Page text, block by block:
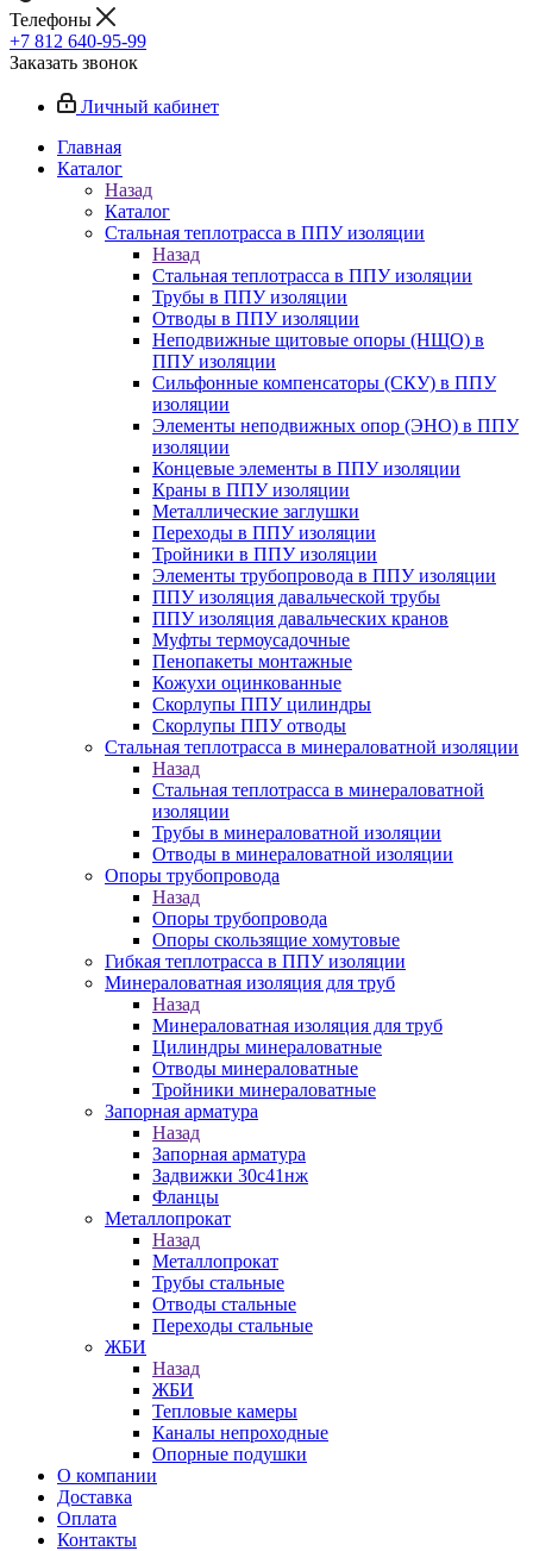
Телефоны
+7 812 640-95-99
Заказать звонок
Личный кабинет
Главная
Каталог
Назад
Каталог
Стальная теплотрасса в ППУ изоляции
Назад
Стальная теплотрасса в ППУ изоляции
Трубы в ППУ изоляции
Отводы в ППУ изоляции
Неподвижные щитовые опоры (НЩО) в
ППУ изоляции
Cильфонные компенсаторы (СКУ) в ППУ
изоляции
Элементы неподвижных опор (ЭНО) в ППУ
изоляции
Концевые элементы в ППУ изоляции
Краны в ППУ изоляции
Металлические заглушки
Переходы в ППУ изоляции
Тройники в ППУ изоляции
Элементы трубопровода в ППУ изоляции
ППУ изоляция давальческой трубы
ППУ изоляция давальческих кранов
Муфты термоусадочные
Пенопакеты монтажные
Кожухи оцинкованные
Скорлупы ППУ цилиндры
Скорлупы ППУ отводы
Стальная теплотрасса в минераловатной изоляции
Назад
Стальная теплотрасса в минераловатной
изоляции
Трубы в минераловатной изоляции
Отводы в минераловатной изоляции
Опоры трубопровода
Назад
Опоры трубопровода
Опоры скользящие хомутовые
Гибкая теплотрасса в ППУ изоляции
Минераловатная изоляция для труб
Назад
Минераловатная изоляция для труб
Цилиндры минераловатные
Отводы минераловатные
Тройники минераловатные
Запорная арматура
Назад
Запорная арматура
Задвижки 30с41нж
Фланцы
Металлопрокат
Назад
Металлопрокат
Трубы стальные
Отводы стальные
Переходы стальные
ЖБИ
Назад
ЖБИ
Тепловые камеры
Каналы непроходные
Опорные подушки
О компании
Доставка
Оплата
Контакты